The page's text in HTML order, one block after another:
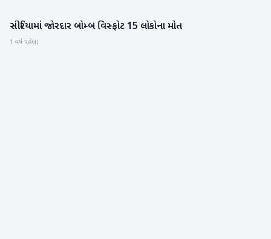
આંતરરાષ્ટ્રીય
સીરિયામાં જોરદાર બોમ્બ વિસ્ફોટ 15 લોકોના મોત
1 વર્ષ પહેલા